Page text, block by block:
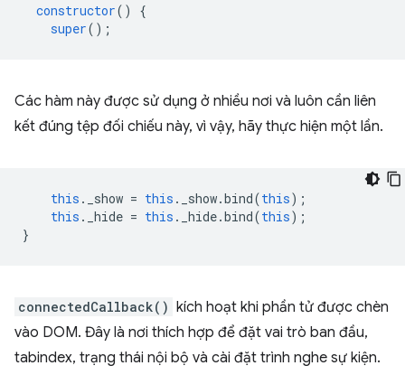
constructor()
{
super();
Các hàm này được sử dụng ở nhiều nơi và luôn cần liên
kết đúng tệp đối chiếu này, vì vậy, hãy thực hiện một lần.
this . _show = this . _show.bind(this);
this . _hide = this . _hide.bind(this);
}
connectedCallback() kích hoạt khi phần tử được chèn
vào DOM. Đây là nơi thích hợp để đặt vai trò ban đầu,
tabindex, trạng thái nội bộ và cài đặt trình nghe sự kiện.